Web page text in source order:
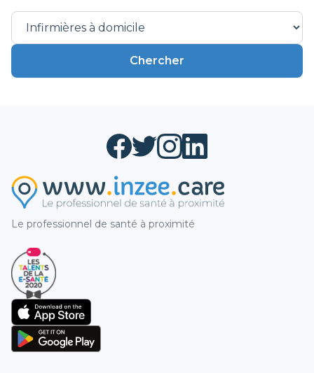
Chercher
Le professionnel de santé à proximité